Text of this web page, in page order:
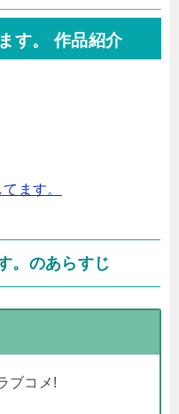
す。 作品紹介
ます。
。のあらすじ
ブコメ!